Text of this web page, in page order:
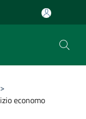
>
economo